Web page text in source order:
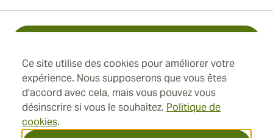
Ce site utilise des cookies pour améliorer votre
expérience. Nous supposerons que vous êtes
d'accord avec cela, mais vous pouvez vous
désinscrire si vous le souhaitez. Politique de
cookies.
+41 22 518 44 43
info@swisscubancigars.com